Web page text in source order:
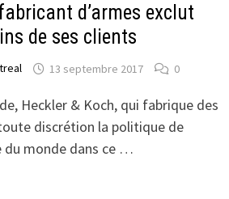
d’armes exclut
de ses clients
13 septembre 2017 0
Heckler & Koch, qui fabrique des
discrétion la politique de
du monde dans ce …